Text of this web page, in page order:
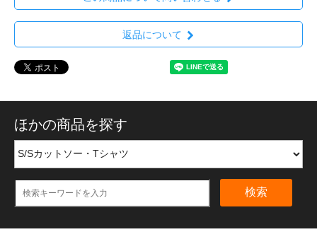
返品について
ほかの商品を探す
検索